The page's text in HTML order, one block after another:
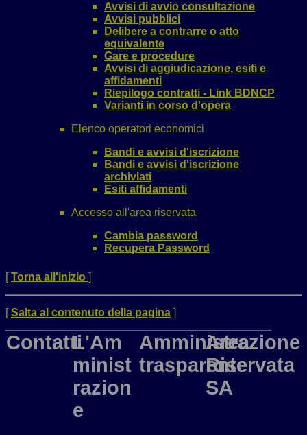
Avvisi di avvio consultazione
Avvisi pubblici
Delibere a contrarre o atto
equivalente
Gare e procedure
Avvisi di aggiudicazione, esiti e
affidamenti
Riepilogo contratti - Link BDNCP
Varianti in corso d'opera
Elenco operatori economici
Bandi e avvisi d'iscrizione
Bandi e avvisi d'iscrizione
archiviati
Esiti affidamenti
Accesso all'area riservata
Cambia password
Recupera Password
[Torna all'inizio ]
[Salta al contenuto della pagina ]
ContattiL'Am
minist
razion
e
Amministrazione
trasparente
Area
Riservata
SA